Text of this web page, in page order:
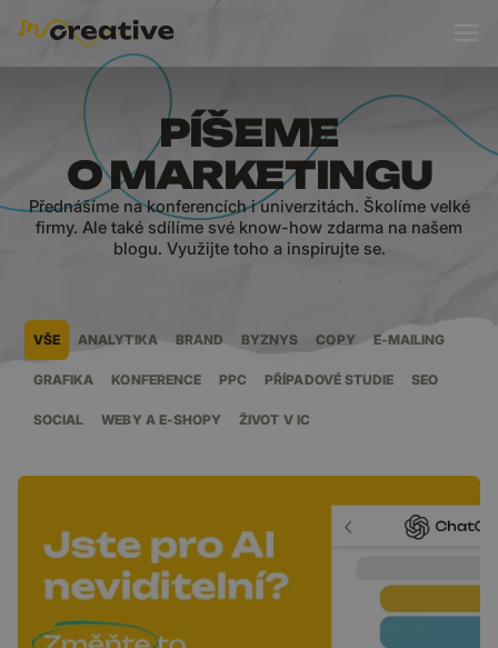
BLOG
PÍŠEME
O MARKETINGU
Přednášíme na konferencích i univerzitách. Školíme velké
firmy. Ale také sdílíme své know-how zdarma na našem
blogu. Využijte toho a inspirujte se.
VŠE ANALYTIKA BRAND BYZNYS COPY E-MAILING
GRAFIKA KONFERENCE PPC PŘÍPADOVÉ STUDIE SEO
SOCIAL WEBY A E-SHOPY ŽIVOT V IC